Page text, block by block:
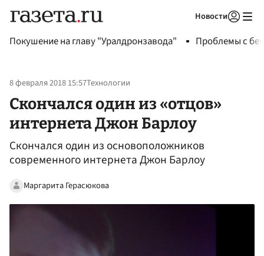
Новости
Покушение на главу "Уралдронзавода" Проблемы с
8 февраля 2018 15:57Технологии
Скончался один из «отцов»
интернета Джон Барлоу
Скончался один из основоположников
современного интернета Джон Барлоу
Маргарита Герасюкова